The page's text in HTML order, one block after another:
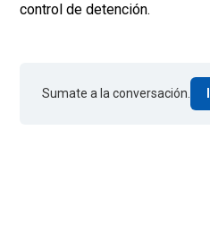
control de detención.
Sumate a la conversación.